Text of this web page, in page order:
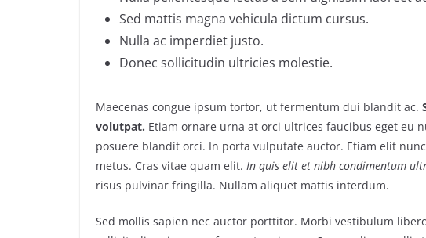
Sed mattis magna vehicula dictum cursus.
Nulla ac imperdiet justo.
Donec sollicitudin ultricies molestie.
Maecenas congue ipsum tortor, ut fermentum dui blandit ac.
volutpat. Etiam ornare urna at orci ultrices faucibus eget eu
posuere blandit orci. In porta vulputate auctor. Etiam elit
metus. Cras vitae quam elit. In quis elit et nibh condimentum
risus pulvinar fringilla. Nullam aliquet mattis interdum.
Sed mollis sapien nec auctor porttitor. Morbi vestibulum